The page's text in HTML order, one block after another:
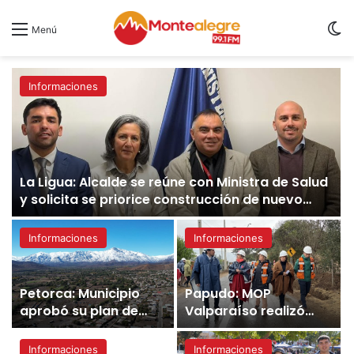
Menú
Informaciones
La Ligua: Alcalde se reúne con Ministra de Salud
y solicita se priorice construcción de nuevo
Hospital
Informaciones
Petorca: Municipio
aprobó su plan de
acción comunal de
Cambio Climático
Informaciones
Papudo: MOP
Valparaíso realizó
visita inspectiva en el
marco del Plan
Informaciones Informaciones